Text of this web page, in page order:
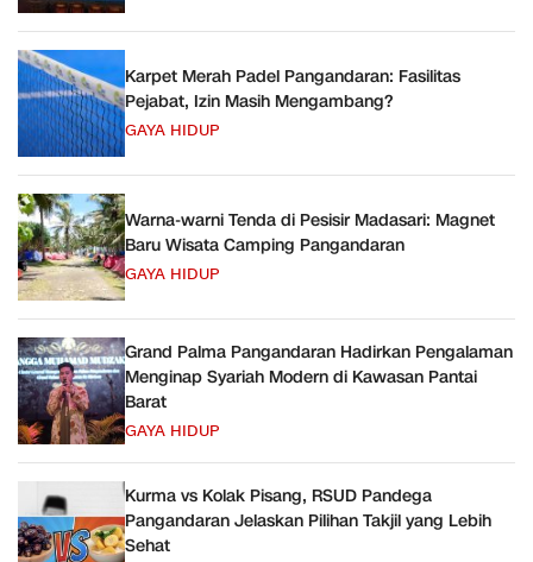
Karpet Merah Padel Pangandaran: Fasilitas
Pejabat, Izin Masih Mengambang?
GAYA HIDUP
Warna-warni Tenda di Pesisir Madasari: Magnet
Baru Wisata Camping Pangandaran
GAYA HIDUP
Grand Palma Pangandaran Hadirkan Pengalaman
Menginap Syariah Modern di Kawasan Pantai
Barat
GAYA HIDUP
Kurma vs Kolak Pisang, RSUD Pandega
Pangandaran Jelaskan Pilihan Takjil yang Lebih
Sehat